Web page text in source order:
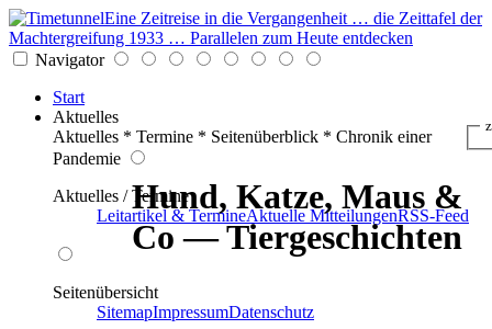
Eine Zeitreise in die Vergangenheit … die Zeittafel der
Machtergreifung 1933 … Parallelen zum Heute entdecken
Navigator
Start
Aktuelles
Aktuelles * Termine * Seitenüberblick * Chronik einer
Pandemie
Aktuelles / Termine
Leitartikel & TermineAktuelle MitteilungenRSS-Feed
Seitenübersicht
SitemapImpressumDatenschutz
Hund, Katze, Maus &
Co — Tiergeschichten